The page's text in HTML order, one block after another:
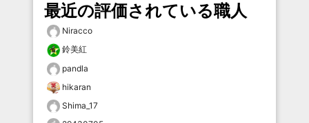
最近の評価されている職人
Niracco
鈴美紅
pandla
hikaran
Shima_17